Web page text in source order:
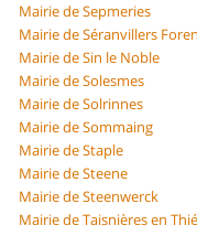
Mairie de Sepmeries
Mairie de Séranvillers
Mairie de Sin le Noble
Mairie de Solesmes
Mairie de Solrinnes
Mairie de Sommaing
Mairie de Staple
Mairie de Steene
Mairie de Steenwerck
Mairie de Taisnières en